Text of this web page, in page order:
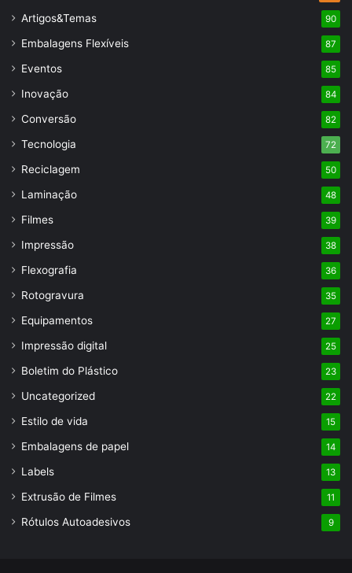
Artigos&Temas 90
Embalagens Flexíveis 87
Eventos 85
Inovação 84
Conversão 82
Tecnologia 72
Reciclagem 50
Laminação 48
Filmes 39
Impressão 38
Flexografia 36
Rotogravura 35
Equipamentos 27
Impressão digital 25
Boletim do Plástico 23
Uncategorized 22
Estilo de vida 15
Embalagens de papel 14
Labels 13
Extrusão de Filmes 11
Rótulos Autoadesivos 9